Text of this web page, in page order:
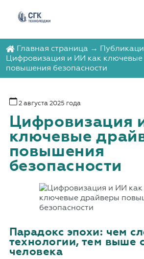
Главная страница →
Цифровизация и ИИ как
повышения безопасности
2 августа 2025 года
Цифровизация
ключевые
повышения
безопасности
Парадокс эпохи: чем
технологии, тем выше
человека